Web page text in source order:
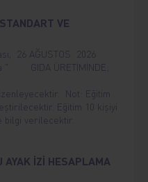
VE
26 AĞUSTOS 2026
" GIDA ÜRETİMİNDE;
Not: Eğitim
Eğitim 10 kişiyi
bilgi verilecektir.
AYAK İZİ HESAPLAMA